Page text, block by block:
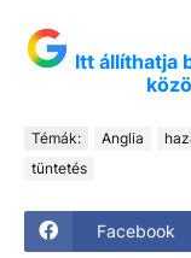
Itt állíthatja
Témák: Anglia
tüntetés
Facebook